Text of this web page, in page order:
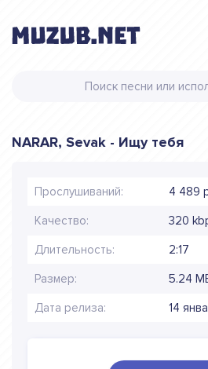
NARAR, Sevak - Ищу тебя
Прослушиваний: 4 489
Качество: 320
Длительность: 2:17
Размер: 5.24
Дата релиза: 14